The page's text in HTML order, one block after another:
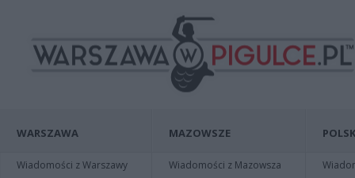
WARSZAWA
Wiadomości z Warszawy
MAZOWSZE
Wiadomości z Mazowsza